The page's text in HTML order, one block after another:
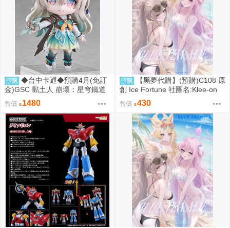
預購 ◆台中卡通◆預購4月(免訂
金)GSC 黏土人 崩壞：星穹鐵道
流螢 0906
售價 1480
預購
【黑夢代購】(預購)C108 原
創 Ice Fortune 社團名:Klee-on
繪師:Klee-on
售價 430